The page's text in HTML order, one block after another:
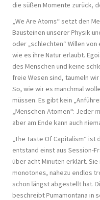
die süßen Momente zurück,
„We Are Atoms“ setzt den
Bausteinen unserer Physik
oder „schlechten“ Willen
wie es ihre Natur erlaubt.
des Menschen und keine
freie Wesen sind, taumeln
So, wie wir es manchmal
müssen. Es gibt kein
„Menschen-Atomen“: Jeder
aber am Ende kann auch
„The Taste Of Capitalism“ ist
entstand einst aus Session-
über acht Minuten erklärt.
monotones, nahezu endlos
schon längst abgestellt hat.
beschreibt Pumamontana in